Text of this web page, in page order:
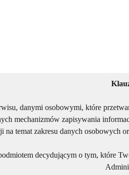
danymi osobowymi, które
mechanizmów zapisywania
na temat zakresu danych osobowych
decydującym o tym, które